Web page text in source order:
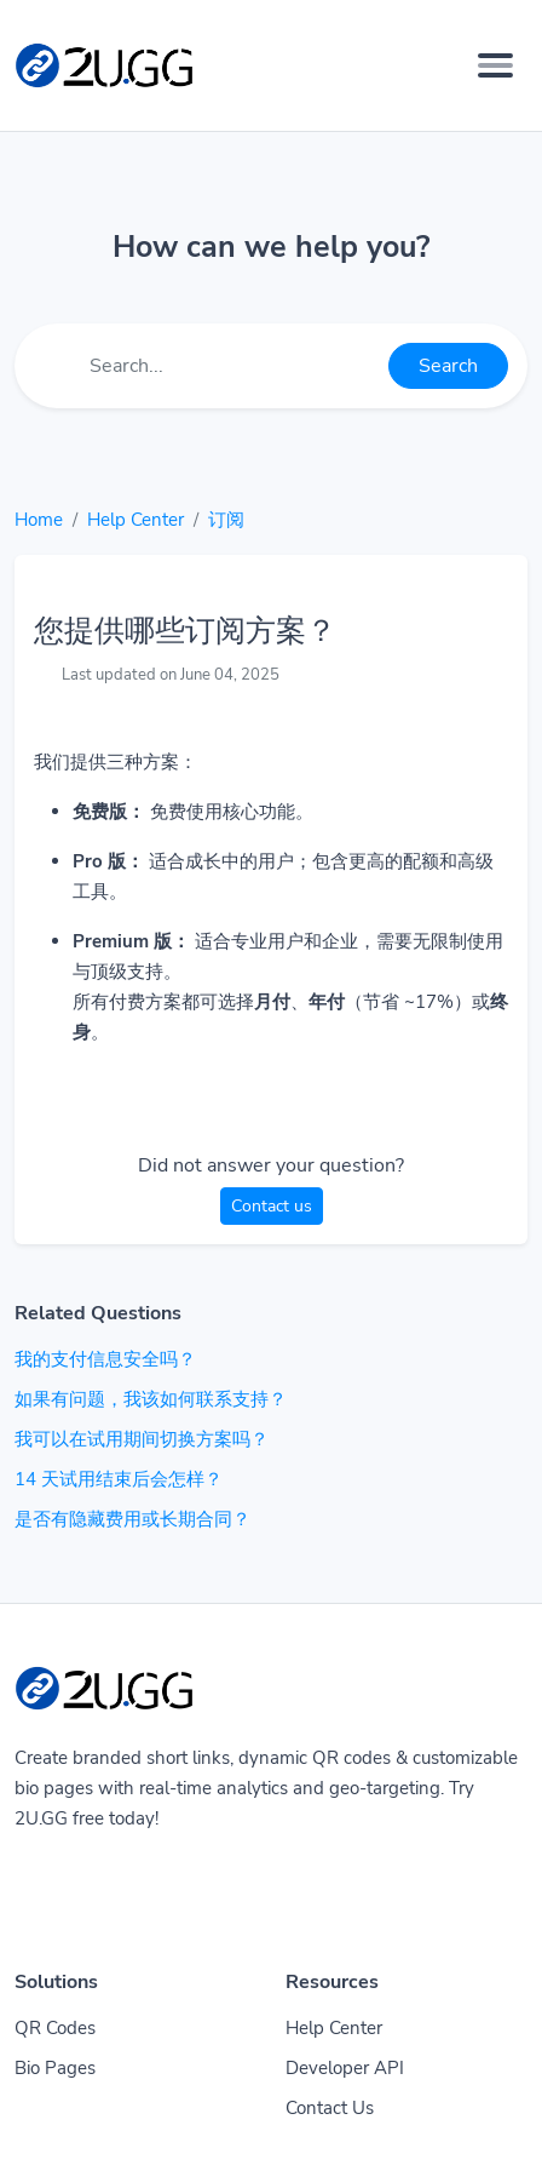
How can we help you?
Search
Home Help Center 订阅
您提供哪些订阅方案？
Last updated on June 04, 2025
我们提供三种方案：
免费版： 免费使用核心功能。
Pro 版： 适合成长中的用户；包含更高的配额和高级
工具。
Premium 版： 适合专业用户和企业，需要无限制使用
与顶级支持。
所有付费方案都可选择月付、 年付（节省 ~17%）或终
身。
Did not answer your question?
Contact us
Related Questions
我的支付信息安全吗？
如果有问题，我该如何联系支持？
我可以在试用期间切换方案吗？
14 天试用结束后会怎样？
是否有隐藏费用或长期合同？
Create branded short links, dynamic QR codes & customizable
bio pages with real-time analytics and geo-targeting. Try
2U.GG free today!
Solutions
QR Codes
Bio Pages
Resources
Help Center
Developer API
Contact Us